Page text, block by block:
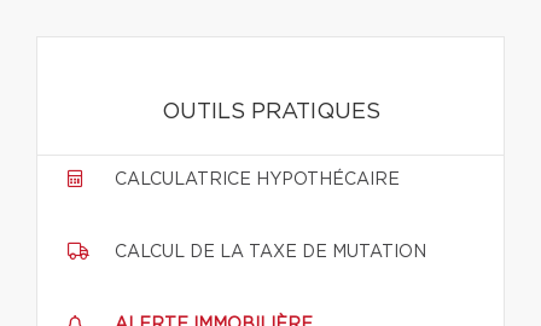
OUTILS PRATIQUES
CALCULATRICE HYPOTHÉCAIRE
CALCUL DE LA TAXE DE MUTATION